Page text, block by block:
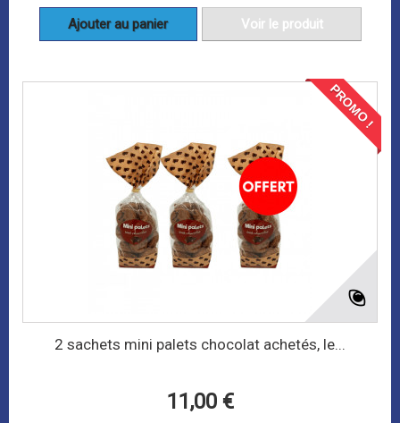
Ajouter au panier Voir le produit
PROMO !
2 sachets mini palets chocolat achetés, le...
11,00 €